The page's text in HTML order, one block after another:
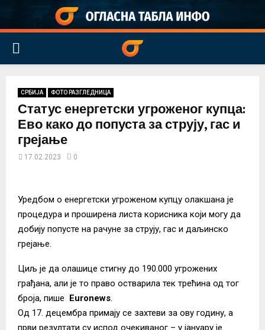
PRIMARY
СРБИЈА ФОТО РАЗГЛЕДНИЦА
Статус енергетски угроженог купца:
Ево како до попуста за струју, гас и
грејање
17.02.2023 0
Уредбом о енергетски угроженом купцу олакшана је
процедура и проширена листа корисника који могу да
добију попусте на рачуне за струју, гас и даљинско
грејање.
Циљ је да олашице стигну до 190.000 угрожених
грађана, али је то право остварила тек трећина од тог
броја, пише Euronews.
Од 17. децембра примају се захтеви за ову годину, а
први резултати су испод очекиваног – у јануару је